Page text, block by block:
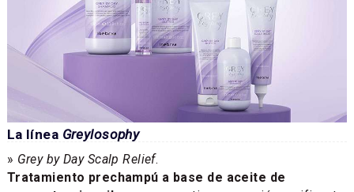
La línea Greylosophy
» Grey by Day Scalp Relief.
Tratamiento prechampú a base de aceite de